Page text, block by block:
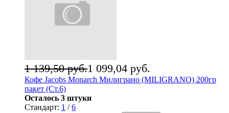
1 099,04 руб.
1 139,50 руб.
Кофе Jacobs Monarch Милиграно (MILIGRANO) 200гр
пакет (Ст.6)
Осталось 3 штуки
Стандарт: 1 /6